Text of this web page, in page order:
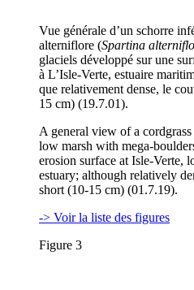
Vue générale d’un schorre
alterniflore (Spartina
glaciels développé sur une
à L’Isle-Verte, estuaire
que relativement dense, le
15 cm) (19.7.01).
A general view of a
low marsh with mega-
erosion surface at Isle-Verte,
estuary; although relatively
short (10-15 cm) (01.7.19).
-> Voir la liste des figures
Figure 3